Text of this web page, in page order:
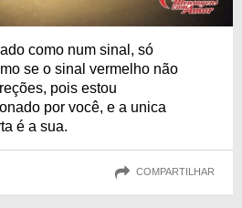
como num sinal, só
se o sinal vermelho não
pois estou
por você, e a unica
é a sua.
COMPARTILHAR